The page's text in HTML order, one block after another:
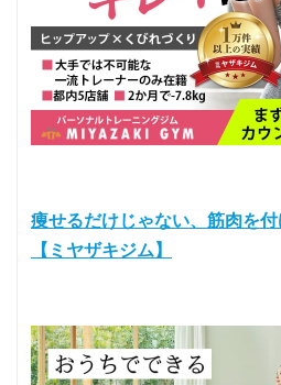
痩せるだけじゃない、筋肉を
【ミヤザキジム】